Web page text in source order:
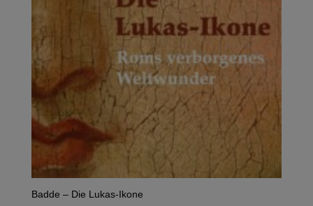
Badde – Die Lukas-Ikone